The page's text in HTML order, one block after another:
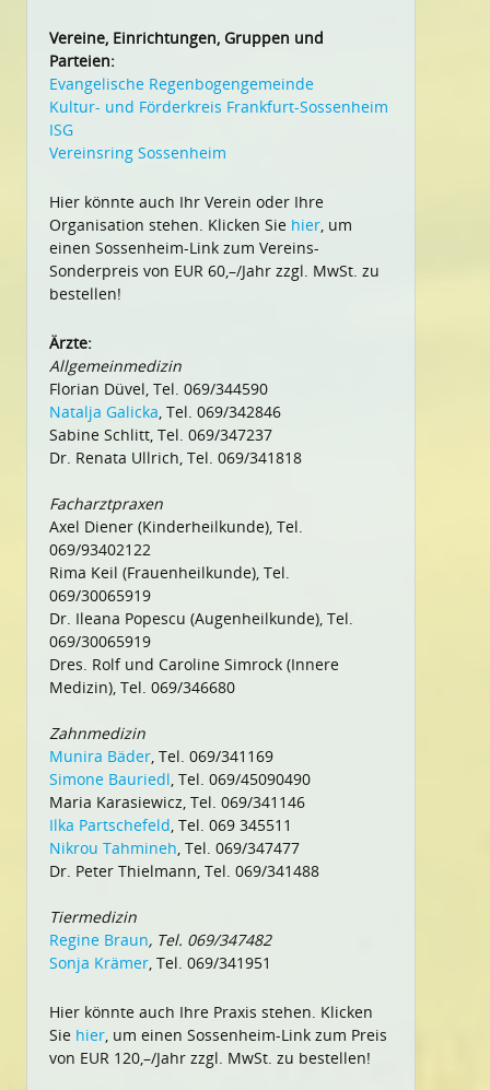
Vereine, Einrichtungen, Gruppen und
Parteien:
Evangelische Regenbogengemeinde
Kultur- und Förderkreis Frankfurt-Sossenheim
ISG
Vereinsring Sossenheim
Hier könnte auch Ihr Verein oder Ihre
Organisation stehen. Klicken Sie hier, um
einen Sossenheim-Link zum Vereins-
Sonderpreis von EUR 60,–/Jahr zzgl. MwSt. zu
bestellen!
Ärzte:
Allgemeinmedizin
Florian Düvel, Tel. 069/344590
Natalja Galicka, Tel. 069/342846
Sabine Schlitt, Tel. 069/347237
Dr. Renata Ullrich, Tel. 069/341818
Facharztpraxen
Axel Diener (Kinderheilkunde), Tel.
069/93402122
Rima Keil (Frauenheilkunde), Tel.
069/30065919
Dr. Ileana Popescu (Augenheilkunde), Tel.
069/30065919
Dres. Rolf und Caroline Simrock (Innere
Medizin), Tel. 069/346680
Zahnmedizin
Munira Bäder, Tel. 069/341169
Simone Bauriedl, Tel. 069/45090490
Maria Karasiewicz, Tel. 069/341146
Ilka Partschefeld, Tel. 069 345511
Nikrou Tahmineh, Tel. 069/347477
Dr. Peter Thielmann, Tel. 069/341488
Tiermedizin
Regine Braun, Tel. 069/347482
Sonja Krämer, Tel. 069/341951
Hier könnte auch Ihre Praxis stehen. Klicken
Sie hier, um einen Sossenheim-Link zum Preis
von EUR 120,–/Jahr zzgl. MwSt. zu bestellen!